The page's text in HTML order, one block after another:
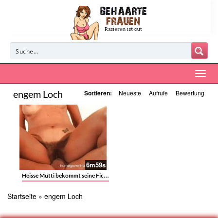
engem Loch Sortieren: Neueste Aufrufe Bewertung
6m59s
Heisse Mutti bekommt seine Fickprügel in ihrem engen Loch zu spüren
Startseite » engem Loch